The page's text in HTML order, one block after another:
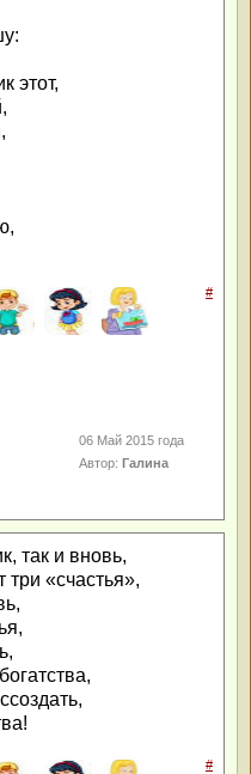
этот,
#
06 Май 2015 года
Автор:Галина
так и вновь,
три «счастья»,
#